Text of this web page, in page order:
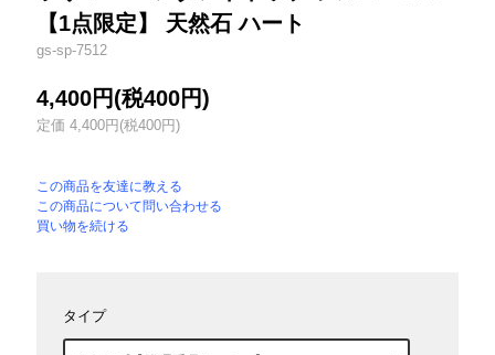
【1点限定】 天然石 ハート
gs-sp-7512
4,400円(税400円)
定価 4,400円(税400円)
この商品を友達に教える
この商品について問い合わせる
買い物を続ける
タイプ